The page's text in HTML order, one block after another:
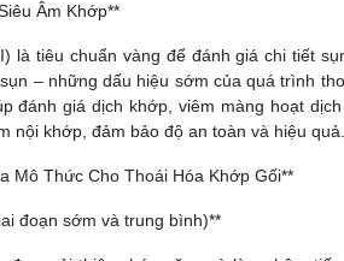
Âm Khớp**
là tiêu chuẩn vàng để đánh giá chi tiết
– những dấu hiệu sớm của quá trình
đánh giá dịch khớp, viêm màng hoạt
nội khớp, đảm bảo độ an toàn và hiệu quả.
Mô Thức Cho Thoái Hóa Khớp Gối**
đoạn sớm và trung bình)**